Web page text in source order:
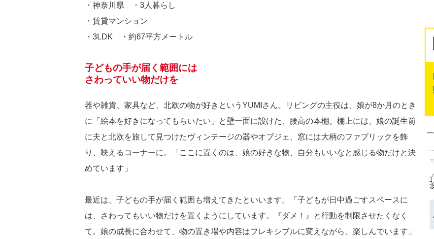
・神奈川県 ・3人暮らし
・賃貸マンション
・3LDK ・約67平方メートル
子どもの手が届く範囲には
さわっていい物だけを
器や雑貨、家具など、北欧の物が好きというYUMIさん。リビングの主役は、娘が8か月のとき
に「絵本を好きになってもらいたい」と壁一面に設けた、腰高の本棚。棚上には、娘の誕生前
に夫と北欧を旅して見つけたヴィンテージの器やオブジェ、窓には大柄のファブリックを飾
り、映えるコーナーに。「ここに置くのは、娘の好きな物、自分もいいなと感じる物だけと決
めています」
最近は、子どもの手が届く範囲も増えてきたといいます。「子どもが日中過ごすスペースに
は、さわってもいい物だけを置くようにしています。『ダメ！』と行動を制限させたくなく
て。娘の成長に合わせて、物の置き場や内容はフレキシブルに変えながら、楽しんでいます」